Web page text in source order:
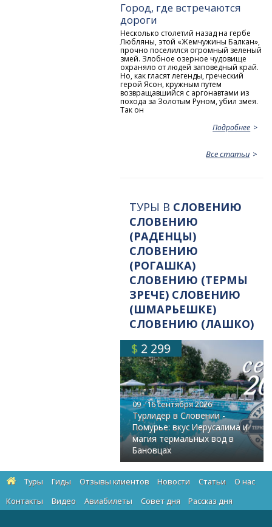
Город, где встречаются
дороги
Несколько столетий назад на гербе
Любляны, этой «Жемчужины Балкан»,
прочно поселился огромный зеленый
змей. Злобное озерное чудовище
охраняло от людей заповедный край.
Но, как гласят легенды, греческий
герой Ясон, кружным путем
возвращавшийся с аргонавтами из
похода за Золотым Руном, убил змея.
Так он
Подробнее
Все статьи
ТУРЫ В СЛОВЕНИЮ
СЛОВЕНИЮ
(РАДЕНЦЫ)
СЛОВЕНИЮ
(РОГАШКА)
СЛОВЕНИЮ (ТЕРМЫ
ЗРЕЧЕ) СЛОВЕНИЮ
(ШМАРЬЕШКЕ)
СЛОВЕНИЮ (ЛАШКО)
$ 2 299
09 - 16 сентября 2026
Турлидер в Словении -
Помурье: вкус Иерусалима и
магия термальных вод в
Бановцах
Туры Гиды Отзывы клиентов Новости Статьи
О нас
Контакты
Видео Авиабилеты Cовет дня Рассказ дня